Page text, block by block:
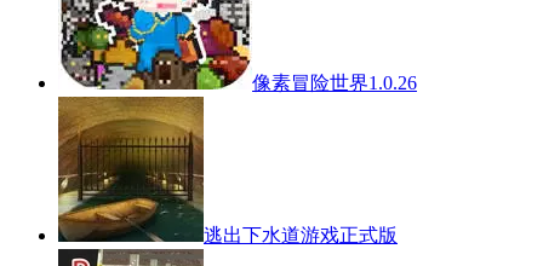
像素冒险世界1.0.26
逃出下水道游戏正式版